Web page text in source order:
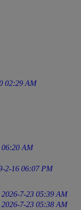
02:29 AM
06:20 AM
2-16 06:07 PM
2026-7-23 05:39 AM
2026-7-23 05:38 AM